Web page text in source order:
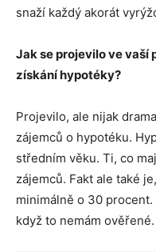
snaží každý akorát
Jak se projevilo ve vaší
získání hypotéky?
Projevilo, ale nijak
zájemců o hypotéku.
středním věku. Ti, co
zájemců. Fakt ale také
minimálně o 30 procent.
když to nemám ověřené.